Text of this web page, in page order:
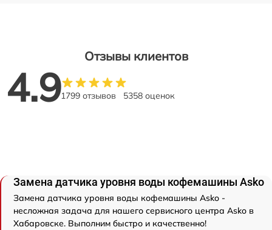
Отзывы клиентов
4.91799 отзывов 5358 оценок
Замена датчика уровня воды кофемашины Asko
Замена датчика уровня воды кофемашины Asko -
несложная задача для нашего сервисного центра Asko в
Хабаровске. Выполним быстро и качественно!